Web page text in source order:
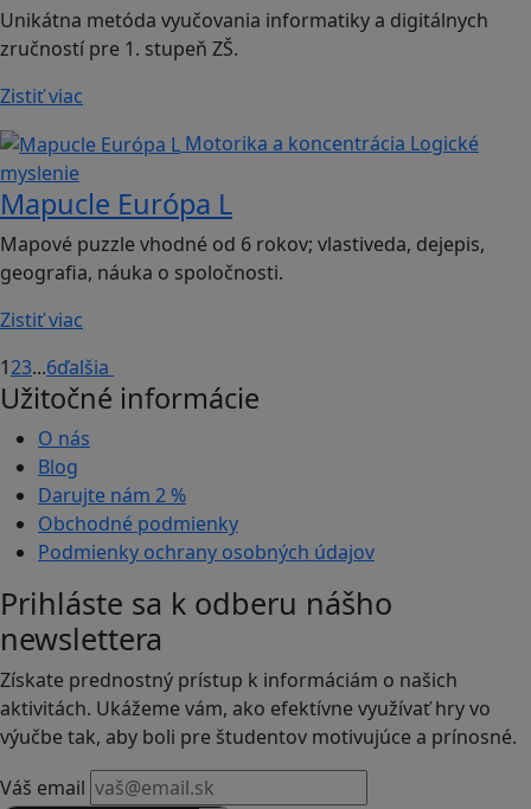
Unikátna metóda vyučovania informatiky a digitálnych
zručností pre 1. stupeň ZŠ.
Zistiť viac
Motorika a koncentrácia Logické
myslenie
Mapucle Európa L
Mapové puzzle vhodné od 6 rokov; vlastiveda, dejepis,
geografia, náuka o spoločnosti.
Zistiť viac
123...6ďalšia
Užitočné informácie
O nás
Blog
Darujte nám 2 %
Obchodné podmienky
Podmienky ochrany osobných údajov
Prihláste sa k odberu nášho
newslettera
Získate prednostný prístup k informáciám o našich
aktivitách. Ukážeme vám, ako efektívne využívať hry vo
výučbe tak, aby boli pre študentov motivujúce a prínosné.
Váš email